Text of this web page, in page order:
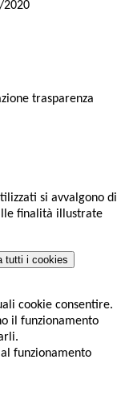
2020
trasparenza
si avvalgono di
finalità illustrate
tutti i cookies
cookie consentire.
il funzionamento
funzionamento